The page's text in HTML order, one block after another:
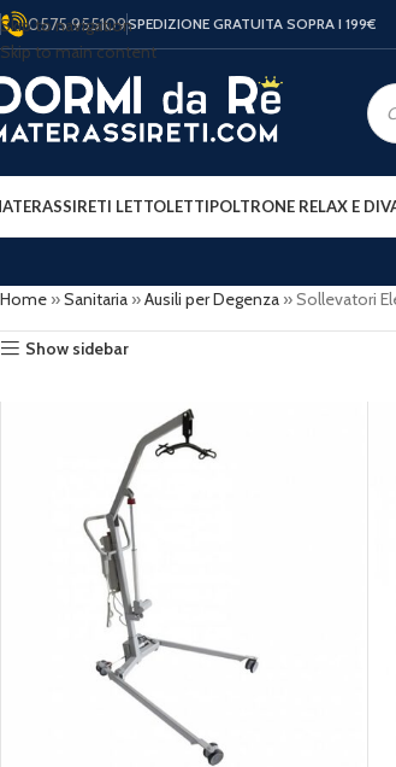
Skip to navigation
Skip to main content
0575 955109SPEDIZIONE GRATUITA SOPRA I 199€
RETI LETTOLETTIPOLTRONE RELAX E
Home »Sanitaria »Ausili per Degenza »Sollevatori
Show sidebar